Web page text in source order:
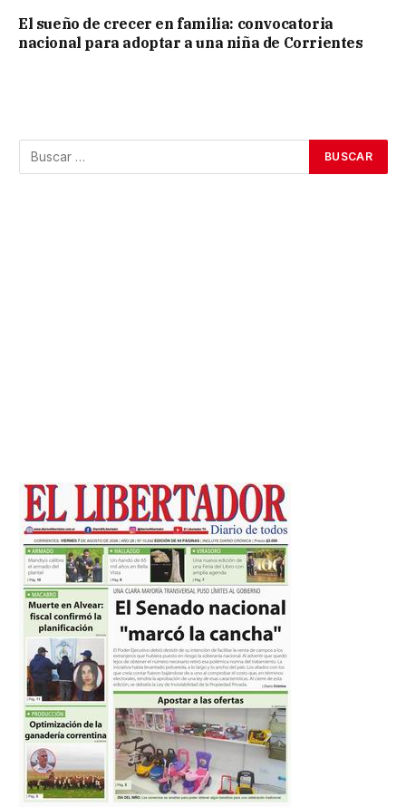
El sueño de crecer en familia: convocatoria
nacional para adoptar a una niña de Corrientes